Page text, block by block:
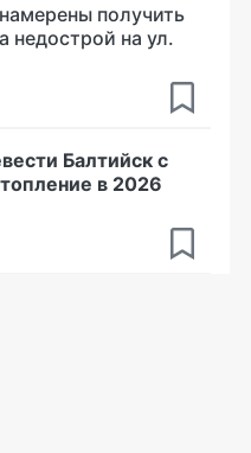
получить
недострой на ул.
Балтийск с
в 2026